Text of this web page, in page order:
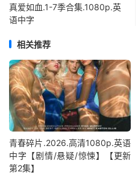
真爱如血.1-7季合集.1080p.英
语中字
相关推荐
青春碎片.2026.高清1080p.英语
中字【剧情/悬疑/惊悚】【更新
第2集】